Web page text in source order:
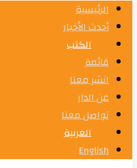
الرئيسية
أحدث الأخبار
الكتب
قائمة
انشر معنا
عن الدار
تواصل معنا
العربية
English